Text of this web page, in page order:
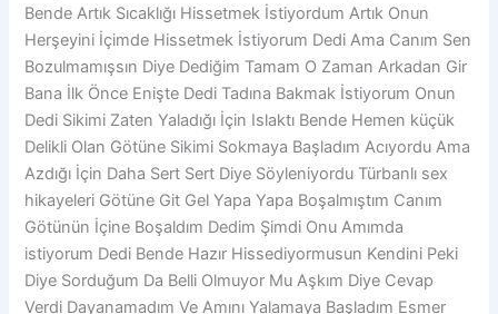
Bende Artık Sıcaklığı Hissetmek İstiyordum Artık Onun
Herşeyini İçimde Hissetmek İstiyorum Dedi Ama Canım Sen
Bozulmamışsın Diye Dediğim Tamam O Zaman Arkadan Gir
Bana İlk Önce Enişte Dedi Tadına Bakmak İstiyorum Onun
Dedi Sikimi Zaten Yaladığı İçin Islaktı Bende Hemen küçük
Delikli Olan Götüne Sikimi Sokmaya Başladım Acıyordu Ama
Azdığı İçin Daha Sert Sert Diye Söyleniyordu Türbanlı sex
hikayeleri Götüne Git Gel Yapa Yapa Boşalmıştım Canım
Götünün İçine Boşaldım Dedim Şimdi Onu Amımda
istiyorum Dedi Bende Hazır Hissediyormusun Kendini Peki
Diye Sorduğum Da Belli Olmuyor Mu Aşkım Diye Cevap
Verdi Dayanamadım Ve Amını Yalamaya Başladım Esmer